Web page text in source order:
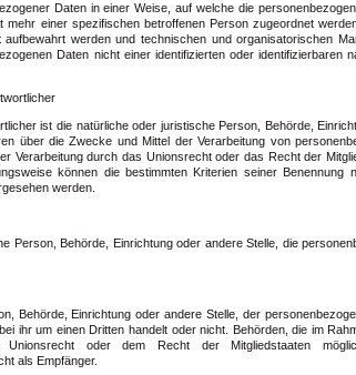
Daten in einer Weise, auf welche die
einer spezifischen betroffenen Person zugeordnet
werden und technischen und organisatorischen
Daten nicht einer identifizierten oder identifizierbaren
ist die natürliche oder juristische Person, Behörde,
über die Zwecke und Mittel der Verarbeitung von
Verarbeitung durch das Unionsrecht oder das Recht der
können die bestimmten Kriterien seiner Benennung
werden.
Person, Behörde, Einrichtung oder andere Stelle, die
Behörde, Einrichtung oder andere Stelle, der
ihr um einen Dritten handelt oder nicht. Behörden, die im
Unionsrecht oder dem Recht der Mitgliedstaaten
als Empfänger.